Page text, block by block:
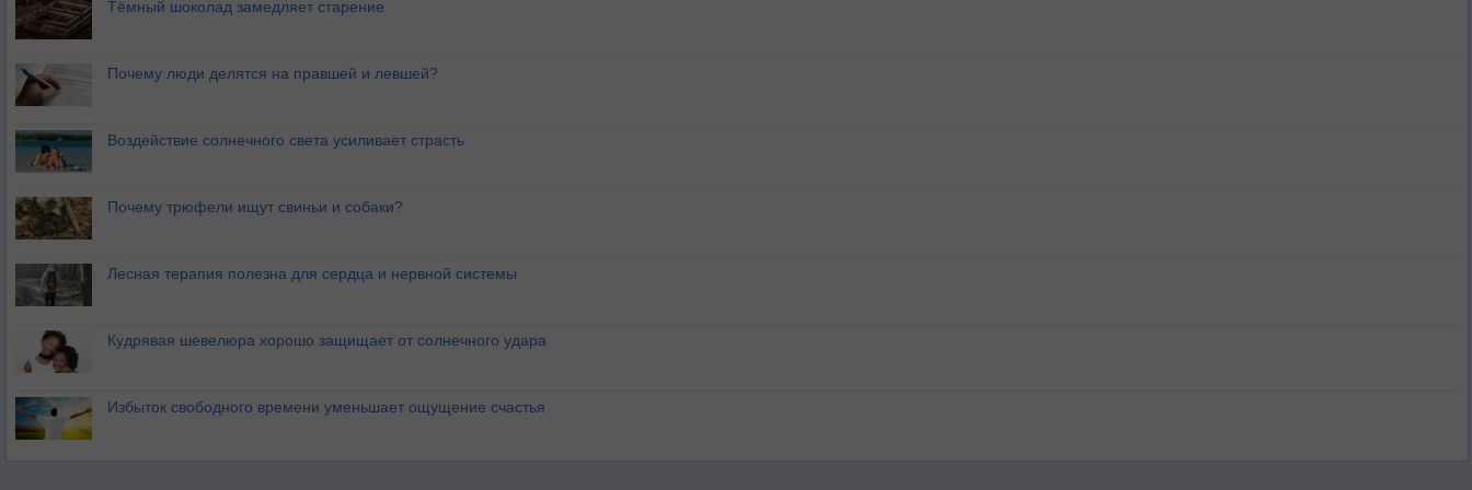
Тёмный шоколад замедляет старение
Почему люди делятся на правшей и левшей?
Воздействие солнечного света усиливает страсть
Почему трюфели ищут свиньи и собаки?
Лесная терапия полезна для сердца и нервной системы
Кудрявая шевелюра хорошо защищает от солнечного удара
Избыток свободного времени уменьшает ощущение счастья